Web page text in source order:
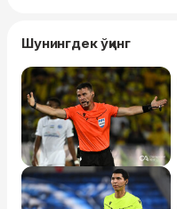
Шунингдек ўқинг